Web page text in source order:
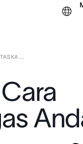
Lihat demo
...